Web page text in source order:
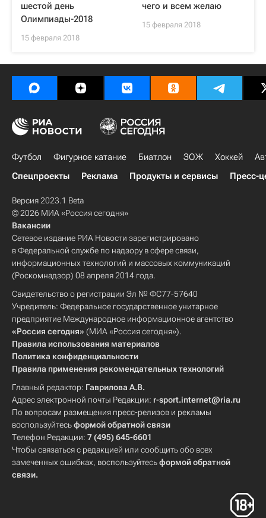
шестой день
Олимпиады-2018
15 февраля 2018
чего и всем желаю
15 февраля 2018
Футбол Фигурное катание Биатлон ЗОЖ Хоккей
Спецпроекты
Реклама Продукты и сервисы Пресс-
Версия 2023.1 Beta
© 2026 МИА «Россия сегодня»
Вакансии
Сетевое издание РИА Новости зарегистрировано
в Федеральной службе по надзору в сфере связи,
информационных технологий и массовых коммуникаций
(Роскомнадзор) 08 апреля 2014 года.
Свидетельство о регистрации Эл № ФС77-57640
Учредитель: Федеральное государственное унитарное
предприятие Международное информационное агентство
«Россия сегодня» (МИА «Россия сегодня»).
Правила использования материалов
Политика конфиденциальности
Правила применения рекомендательных технологий
Главный редактор: Гаврилова А.В.
Адрес электронной почты Редакции: r-sport.internet@ria.ru
По вопросам размещения пресс-релизов и рекламы
воспользуйтесьформой обратной связи
Телефон Редакции: 7 (495) 645-6601
Чтобы связаться с редакцией или сообщить обо всех
замеченных ошибках, воспользуйтесьформой обратной
связи.